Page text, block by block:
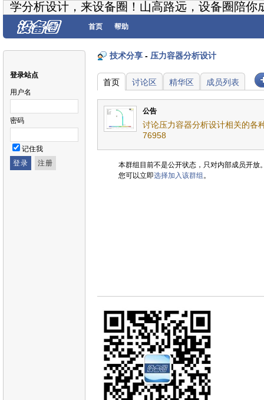
学分析设计，来设备圈！山高路远，设备圈陪你
首页 帮助
登录站点
用户名
密码
记住我
技术分享 - 压力容器分析设计
首页 讨论区 精华区 成员列表
公告
讨论压力容器分析设计相关的各
76958
本群组目前不是公开状态，只对内部成员开放
您可以立即选择加入该群组 。